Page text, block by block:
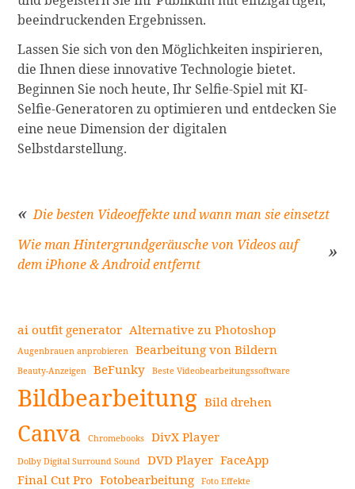
beeindruckenden Ergebnissen.
Lassen Sie sich von den Möglichkeiten inspirieren,
die Ihnen diese innovative Technologie bietet.
Beginnen Sie noch heute, Ihr Selfie-Spiel mit KI-
Selfie-Generatoren zu optimieren und entdecken Sie
eine neue Dimension der digitalen
Selbstdarstellung.
Beitragsnavigation
Die besten Videoeffekte und wann man sie einsetzt
Wie man Hintergrundgeräusche von Videos auf
dem iPhone & Android entfernt
Seitenleiste
ai outfit generator Alternative zu Photoshop
Augenbrauen anprobieren Bearbeitung von Bildern
Beauty-Anzeigen BeFunky Beste Videobearbeitungssoftware
Bildbearbeitung Bild drehen
Canva Chromebooks DivX Player
Dolby Digital Surround Sound DVD Player FaceApp
Final Cut Pro Fotobearbeitung Foto Effekte